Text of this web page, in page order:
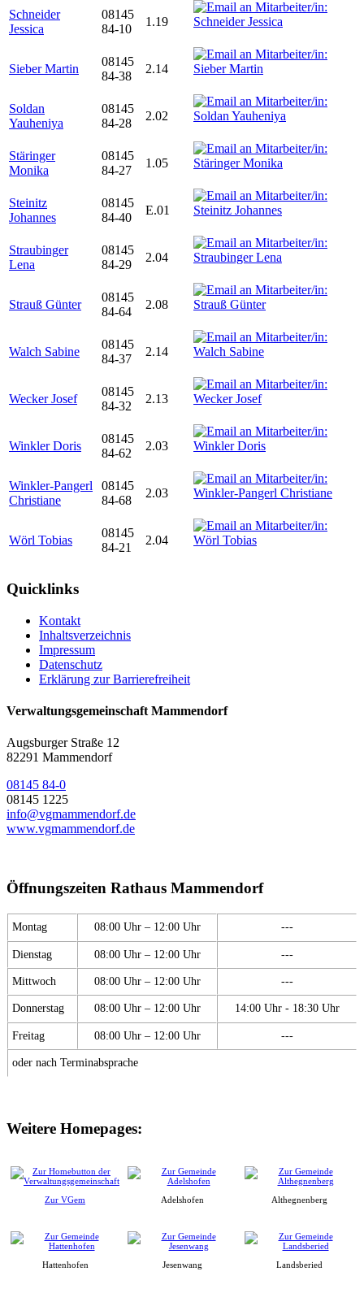
Schneider
Jessica
08145
84-10
1.19
Sieber Martin
08145
84-38
2.14
Soldan
Yauheniya
08145
84-28
2.02
Stäringer
Monika
08145
84-27
1.05
Steinitz
Johannes
08145
84-40
E.01
Straubinger
Lena
08145
84-29
2.04
Strauß Günter
08145
84-64
2.08
Walch Sabine
08145
84-37
2.14
Wecker Josef
08145
84-32
2.13
Winkler Doris
08145
84-62
2.03
Winkler-Pangerl
Christiane
08145
84-68
2.03
Wörl Tobias
08145
84-21
2.04
Quicklinks
Kontakt
Inhaltsverzeichnis
Impressum
Datenschutz
Erklärung zur Barrierefreiheit
Verwaltungsgemeinschaft Mammendorf
Augsburger Straße 12
82291 Mammendorf
08145 84-0
08145 1225
info@vgmammendorf.de
www.vgmammendorf.de
Öffnungszeiten Rathaus Mammendorf
Montag 08:00 Uhr – 12:00 Uhr ---
Dienstag 08:00 Uhr – 12:00 Uhr ---
Mittwoch 08:00 Uhr – 12:00 Uhr ---
Donnerstag 08:00 Uhr – 12:00 Uhr 14:00 Uhr - 18:30 Uhr
Freitag 08:00 Uhr – 12:00 Uhr ---
oder nach Terminabsprache
Weitere Homepages:
Zur VGem Adelshofen Althegnenberg
Hattenhofen Jesenwang Landsberied